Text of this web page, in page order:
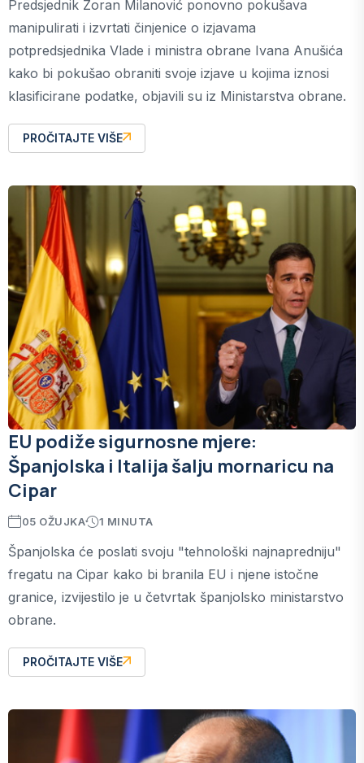
Predsjednik Zoran Milanović ponovno pokušava
manipulirati i izvrtati činjenice o izjavama
potpredsjednika Vlade i ministra obrane Ivana Anušića
kako bi pokušao obraniti svoje izjave u kojima iznosi
klasificirane podatke, objavili su iz Ministarstva obrane.
PROČITAJTE VIŠE
EU podiže sigurnosne mjere:
Španjolska i Italija šalju mornaricu na
Cipar
05 OŽUJKA 1 MINUTA
Španjolska će poslati svoju "tehnološki najnapredniju"
fregatu na Cipar kako bi branila EU i njene istočne
granice, izvijestilo je u četvrtak španjolsko ministarstvo
obrane.
PROČITAJTE VIŠE